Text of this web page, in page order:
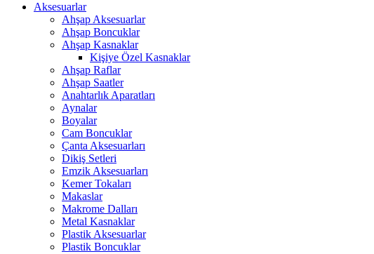
Aksesuarlar
Ahşap Aksesuarlar
Ahşap Boncuklar
Ahşap Kasnaklar
Kişiye Özel Kasnaklar
Ahşap Raflar
Ahşap Saatler
Anahtarlık Aparatları
Aynalar
Boyalar
Cam Boncuklar
Çanta Aksesuarları
Dikiş Setleri
Emzik Aksesuarları
Kemer Tokaları
Makaslar
Makrome Dalları
Metal Kasnaklar
Plastik Aksesuarlar
Plastik Boncuklar